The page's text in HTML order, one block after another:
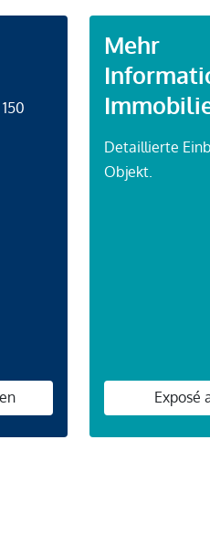
Mehr
Detaillierte
Objekt.
Exposé